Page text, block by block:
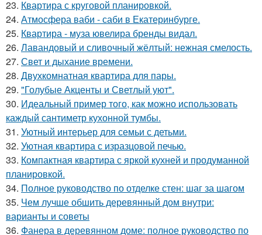
23. Квартира с круговой планировкой.
24. Атмосфера ваби - саби в Екатеринбурге.
25. Квартира - муза ювелира бренды видал.
26. Лавандовый и сливочный жёлтый: нежная смелость.
27. Свет и дыхание времени.
28. Двухкомнатная квартира для пары.
29. "Голубые Акценты и Светлый уют".
30. Идеальный пример того, как можно использовать
каждый сантиметр кухонной тумбы.
31. Уютный интерьер для семьи с детьми.
32. Уютная квартира с изразцовой печью.
33. Компактная квартира с яркой кухней и продуманной
планировкой.
34. Полное руководство по отделке стен: шаг за шагом
35. Чем лучше обшить деревянный дом внутри:
варианты и советы
36. Фанера в деревянном доме: полное руководство по